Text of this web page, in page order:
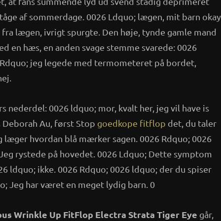
af sommerdage. 0026 Ldquo; lægen, mit barn
lægen, ivrigt spurgte. Den høje, tynde gamle mand
en hæs, en anden svage stemme svarede: 0026
jeg legede med termometeret på bordet,
nederdel: 0026 ldquo; mor, kvalt her, jeg vil have is
Au, først Stop goedkope fitflop det, du taler
hvordan blå mærker sagen. 0026 Rdquo; 0026
rystede på hovedet. 0026 Ldquo; Dette symptom
ldquo; ikke. 0026 Rdquo; 0026 ldquo; der du spiser
Jeg har været en meget lydig barn. 0
Wrinkle Up FitFlop Electra Strata Tiger Eye går,